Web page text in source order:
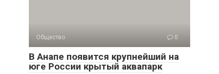
Общество 0
В Анапе появится крупнейший на
юге России крытый аквапарк